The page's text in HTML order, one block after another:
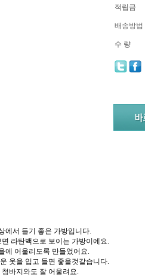
적립금
배송방법
수 량
에서 들기 좋은 가방입니다.
면 라탄백으로 보이는 가방이에요.
에 어울리도록 만들었어요.
옷을 입고 들면 좋을것같습니다.
청바지와도 잘 어울려요.